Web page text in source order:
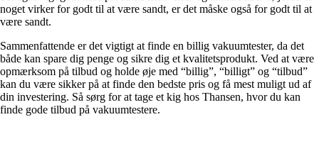
noget virker for godt til at være sandt, er det måske også for godt til at
være sandt.
Sammenfattende er det vigtigt at finde en billig vakuumtester, da det
både kan spare dig penge og sikre dig et kvalitetsprodukt. Ved at være
opmærksom på tilbud og holde øje med “billig”, “billigt” og “tilbud”
kan du være sikker på at finde den bedste pris og få mest muligt ud af
din investering. Så sørg for at tage et kig hos Thansen, hvor du kan
finde gode tilbud på vakuumtestere.